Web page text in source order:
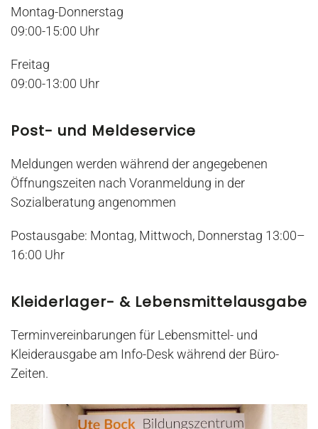
Montag-Donnerstag
09:00-15:00 Uhr
Freitag
09:00-13:00 Uhr
Post- und Meldeservice
Meldungen werden während der angegebenen
Öffnungszeiten nach Voranmeldung in der
Sozialberatung angenommen
Postausgabe: Montag, Mittwoch, Donnerstag 13:00–
16:00 Uhr
Kleiderlager- & Lebensmittelausgabe
Terminvereinbarungen für Lebensmittel- und
Kleiderausgabe am Info-Desk während der Büro-
Zeiten.